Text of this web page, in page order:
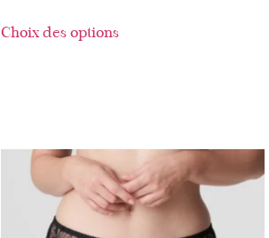
Choix des options